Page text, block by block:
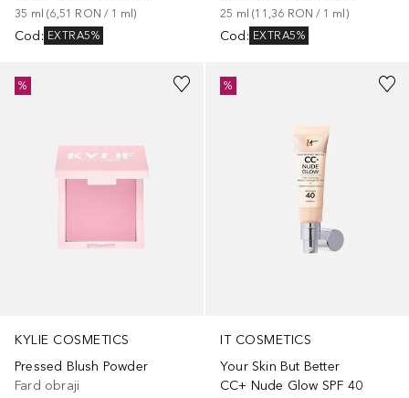
35 ml (6,51 RON / 1 ml)
Cod : EXTRA5%
25 ml (11,36 RON / 1 ml )
Cod : EXTRA5%
KYLIE COSMETICS
Pressed Blush Powder
Fard obraji
%
+2
IT COSMETICS
Your Skin But Better
CC+ Nude Glow SPF 40
%
+8